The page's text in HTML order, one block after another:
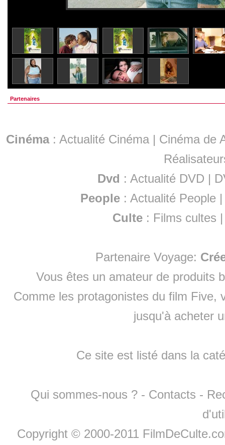
Partenaires
Cinéma: Actualité Cinéma | Cinéma de
Dvd : Actualité DVD |
People :Actualité People
Culte : Films cultes
Partenaire Voyage:
Vous êtes un amateur de produits
Comme les protagonistes du film Five,
jusqu'à acheter
Ce site est listé dans la
Qui sommes-nous ? - Contacts -
Copyright © 2000-2011